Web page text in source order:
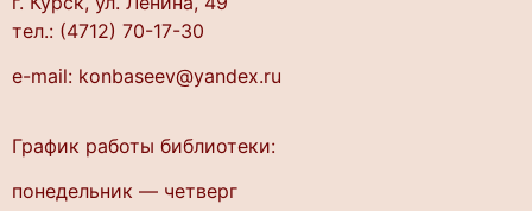
тел.: (4712) 70-17-30
e-mail: konbaseev@yandex.ru
График работы библиотеки:
понедельник — четверг